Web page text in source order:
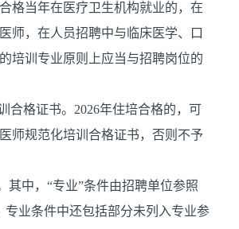
格当年在医疗卫生机构就业的，在
师，在人员招聘中与临床医学、口
培训专业原则上应当与招聘岗位的
格证书。2026年住培合格的，可
师规范化培训合格证书，否则不予
中，“专业”条件由招聘单位参照
专业条件中还包括部分未列入专业参